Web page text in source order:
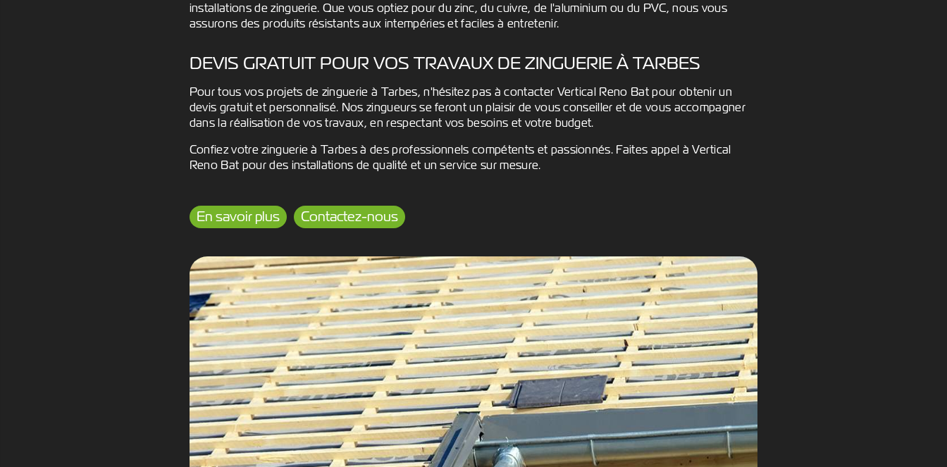
installations de zinguerie. Que vous optiez pour du zinc, du cuivre, de l'aluminium ou du PVC, nous vous
assurons des produits résistants aux intempéries et faciles à entretenir.
DEVIS GRATUIT POUR VOS TRAVAUX DE ZINGUERIE À TARBES
Pour tous vos projets de zinguerie à Tarbes, n'hésitez pas à contacter Vertical Reno Bat pour obtenir un
devis gratuit et personnalisé. Nos zingueurs se feront un plaisir de vous conseiller et de vous accompagner
dans la réalisation de vos travaux, en respectant vos besoins et votre budget.
Confiez votre zinguerie à Tarbes à des professionnels compétents et passionnés. Faites appel à Vertical
Reno Bat pour des installations de qualité et un service sur mesure.
En savoir plus Contactez-nous